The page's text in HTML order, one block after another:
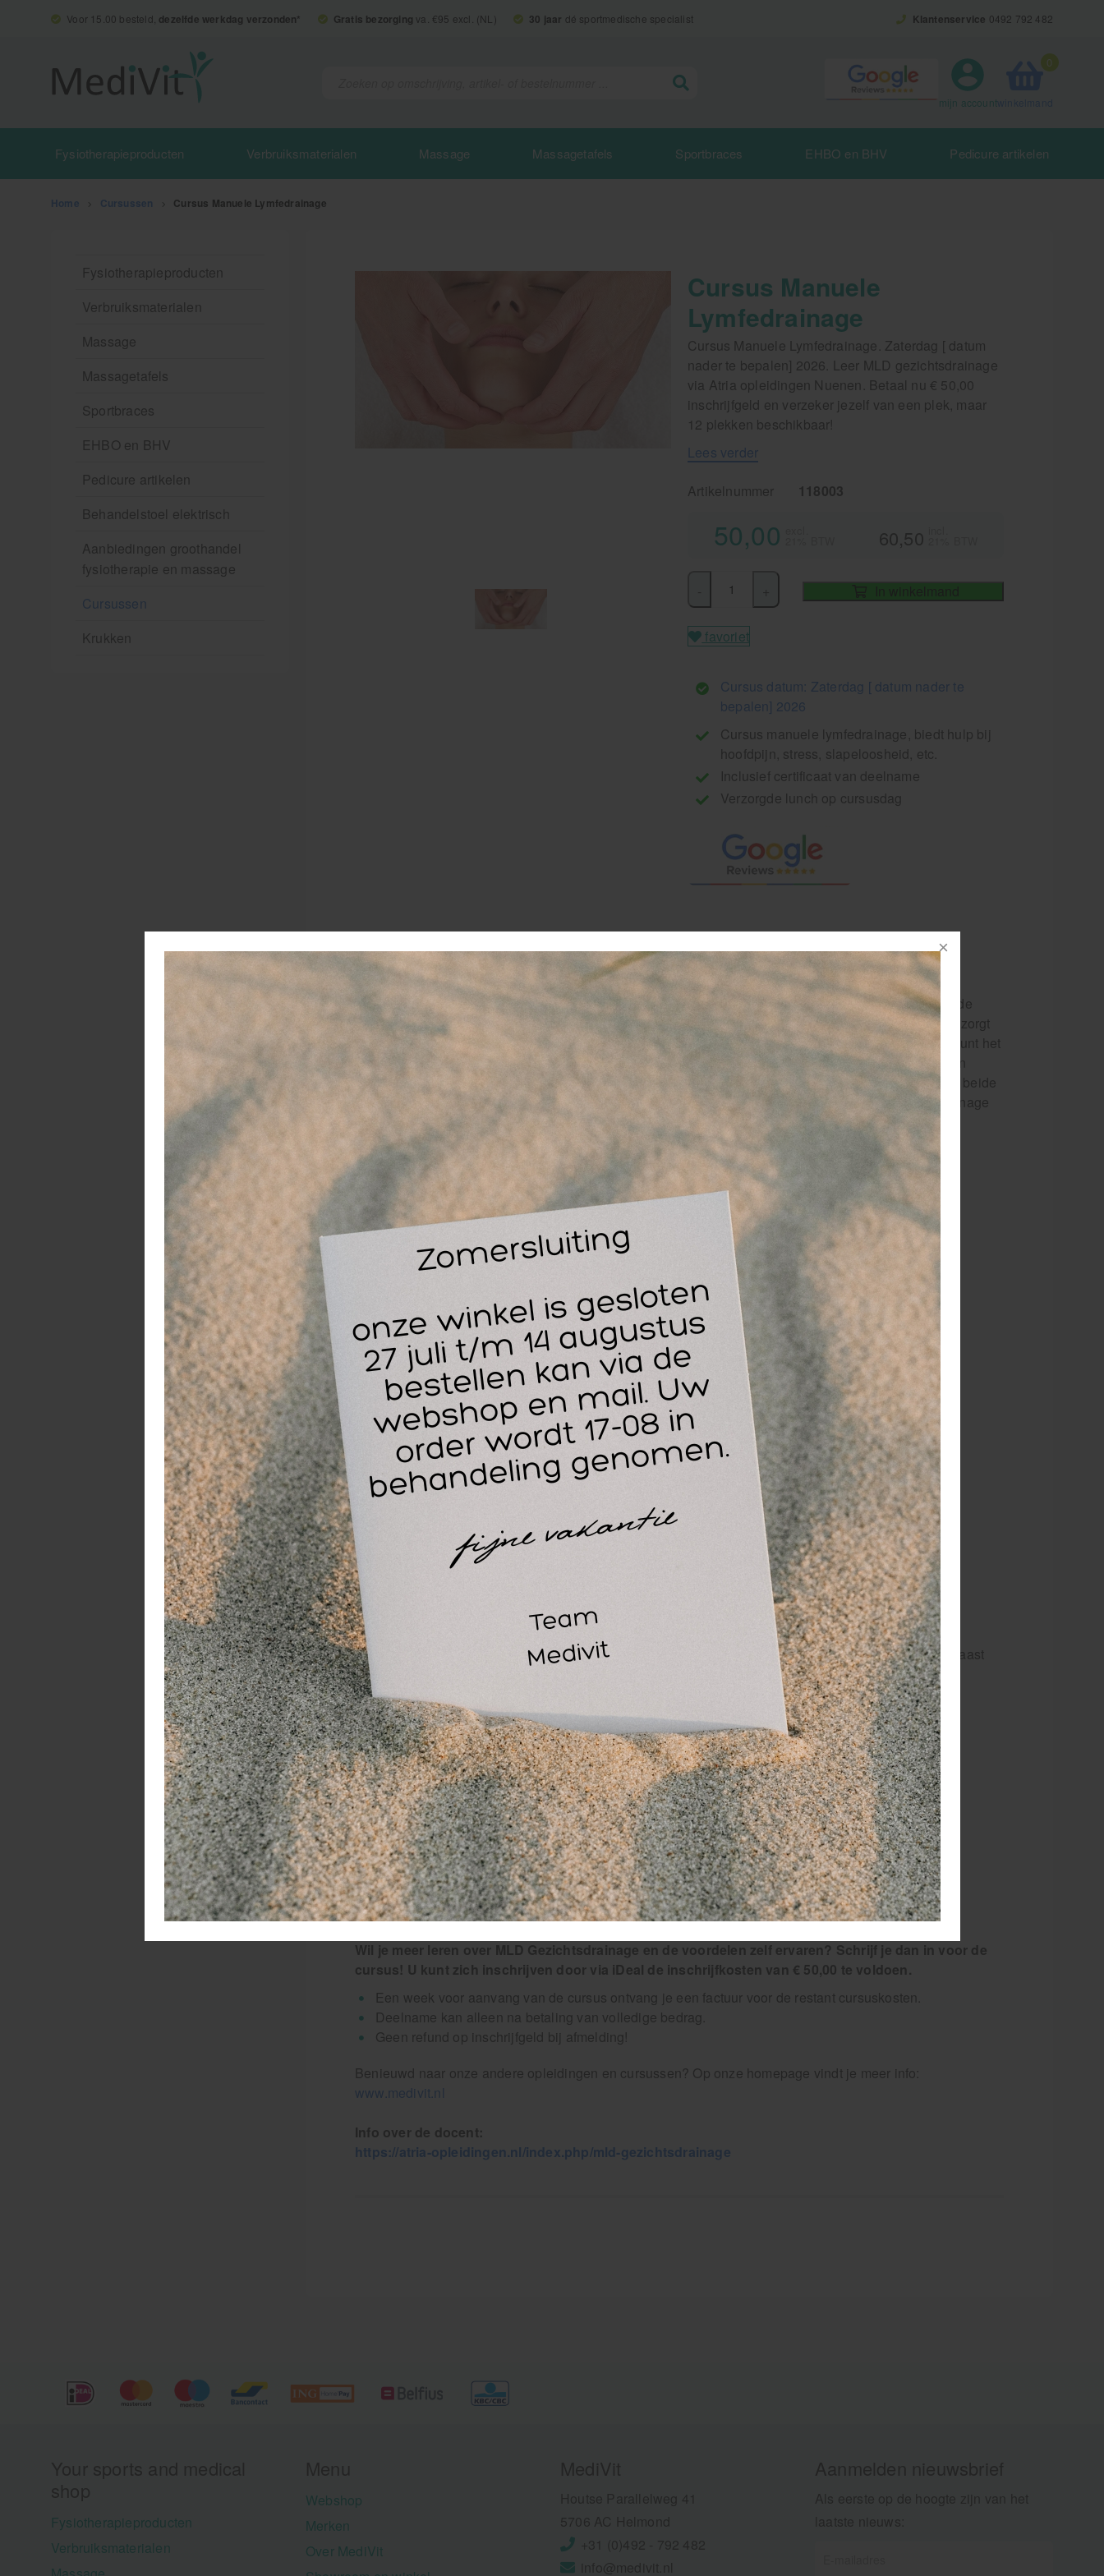
Voor 15.00 besteld, dezelfde werkdag verzonden* Gratis bezorging va. €95 excl. (NL) 30 jaar dé sportmedische specialist Klantenservice 0492 792 482
0
mijn account
Fysiotherapieproducten Verbruiksmaterialen Massage Massagetafels Sportbraces EHBO en BHV Pedicure artikelen
Home Cursussen Cursus Manuele Lymfedrainage
Fysiotherapieproducten
Verbruiksmaterialen
Massage
Massagetafels
Sportbraces
EHBO en BHV
Pedicure artikelen
Behandelstoel elektrisch
Aanbiedingen groothandel
fysiotherapie en massage
Cursussen
Krukken
Cursus Manuele
Lymfedrainage
Cursus Manuele Lymfedrainage. Zaterdag [ datum
nader te bepalen] 2026. Leer MLD gezichtsdrainage
via Atria opleidingen Nuenen. Betaal nu € 50,00
inschrijfgeld en verzeker jezelf van een plek, maar
12 plekken beschikbaar!
Lees verder
Artikelnummer 118003
50,00 60,50
In winkelmand
favoriet
Cursus datum: Zaterdag [ datum nader te
bepalen] 2026
Cursus manuele lymfedrainage, biedt hulp bij
hoofdpijn, stress, slapeloosheid, etc.
Inclusief certificaat van deelname
Verzorgde lunch op cursusdag
Wat is Manuele Lymfedrainage (MLD)?
Manuele lymfedrainage is een speciale massagetechniek die het lymfestelsel stimuleert. Deze methode
maakt gebruik van zachte, ritmische bewegingen met minder druk dan bij een klassieke massage. Dit zorgt
niet alleen voor een betere afvoer van vocht en afvalstoffen, maar werkt ook ontspannend en ondersteunt het
herstelproces van het lichaam. Met MLD-technieken leer je hoe je de afvoer van vocht kunt bevorderen
zonder de bloedtoevoer te verhogen. Dit onderscheidt MLD van andere massagetechnieken, die vaak beide
processen stimuleren maar niet altijd effectief zijn voor drainage. Tijdens de cursus MLD Gezichtsdrainage
behandelen we het gezicht, de hals, nek en schedel.
Voordelen van MLD
- Betere afvoer van afvalstoffen
- Stimulatie van celvernieuwing
- Aanmaak van nieuwe lymfevaatjes
Deze techniek wordt vooral toegepast op plaatsen waar vochtophoping en afvalstoffen zich hebben
verzameld. Door de zachte aanrakingen worden lymfeklieren gestimuleerd, wat helpt om vocht en
afvalstoffen af te voeren.
Indicaties voor MLD Gezichtsdrainage
MLD kan helpen bij:
- Hoofdpijn
- Migraine
- (Chronische) verkoudheid
- Verstopte bijholtes
- Voorhoofdsholteontsteking (sinusitis)
- Reiniging van het lymfestelsel
- Slapeloosheid
Bij een verminderde lymfeafvoer kan vocht zich ophopen in de bijholtes, wat kan leiden tot hoofdpijn,
ontstekingen en huidproblemen zoals acne, wallen of een vale huid. Ook klachten zoals rimpels,
verminderde huidelasticiteit en chronische vermoeidheid kunnen hierdoor ontstaan.
Met MLD-technieken wordt vocht afgevoerd, nemen klachten af en wordt het herstel bevorderd. Daarnaast
activeert MLD het vegetatieve zenuwstelsel, wat zorgt voor ontspanning, betere slaapkwaliteit en een
mogelijke verlaging van de bloeddruk.
Praktische informatie over de cursus
- Duur: 1 dag van 10:00 tot 16:00 uur
-Zaterdag [ datum nader te bepalen] 2026.
- Kosten: €150,00 excl. 21% BTW per persoon
- Handout
- Inclusief verzorgde lunch
- Inclusief: Certificaat van deelname
Locatie: De Pinckart 46-H
5674 CC Nuenen
Wil je meer leren over MLD Gezichtsdrainage en de voordelen zelf ervaren? Schrijf je dan in voor de
cursus! U kunt zich inschrijven door via iDeal de inschrijfkosten van € 50,00 te voldoen.
Een week voor aanvang van de cursus ontvang je een factuur voor de restant cursuskosten.
Deelname kan alleen na betaling van volledige bedrag.
Geen refund op inschrijfgeld bij afmelding!
Benieuwd naar onze andere opleidingen en cursussen? Op onze homepage vindt je meer info:
www.medivit.nl
Info over de docent:
https://atria-opleidingen.nl/index.php/mld-gezichtsdrainage
Fysiotherapieproducten
Verbruiksmaterialen
Webshop
Merken
Over MediVit